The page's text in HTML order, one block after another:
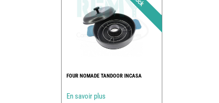
FOUR NOMADE TANDOOR INCASA
En savoir plus